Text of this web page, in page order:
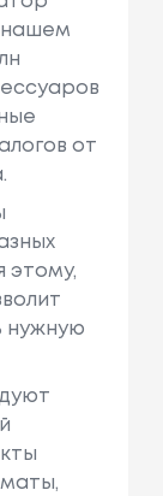
нашем
от
этому,
нужную